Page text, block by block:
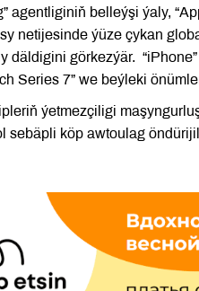
agentliginiň belleýşi ýaly,
netijesinde ýüze çykan
däldigini görkezýär.
Series 7” we beýleki
ýetmezçiligi
sebäpli köp awtoulag